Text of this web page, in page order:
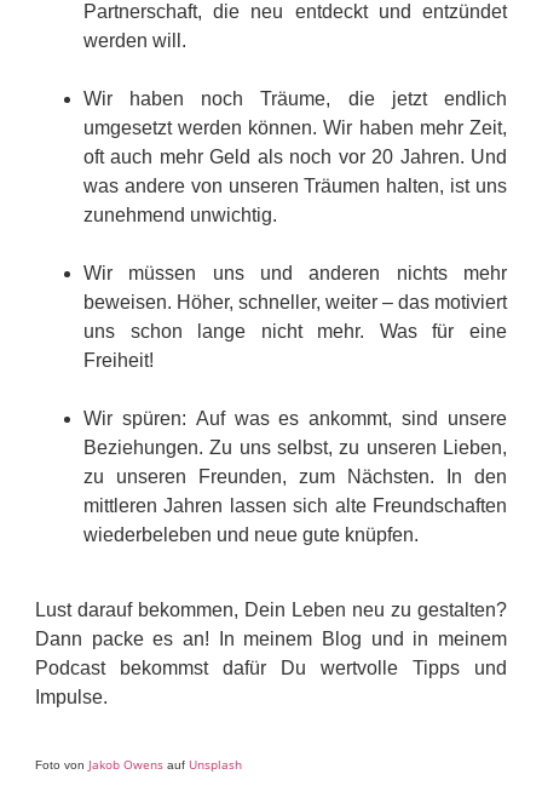
Partnerschaft, die neu entdeckt und entzündet
werden will.
Wir haben noch Träume, die jetzt endlich
umgesetzt werden können. Wir haben mehr Zeit,
oft auch mehr Geld als noch vor 20 Jahren. Und
was andere von unseren Träumen halten, ist uns
zunehmend unwichtig.
Wir müssen uns und anderen nichts mehr
beweisen. Höher, schneller, weiter – das motiviert
uns schon lange nicht mehr. Was für eine
Freiheit!
Wir spüren: Auf was es ankommt, sind unsere
Beziehungen. Zu uns selbst, zu unseren Lieben,
zu unseren Freunden, zum Nächsten. In den
mittleren Jahren lassen sich alte Freundschaften
wiederbeleben und neue gute knüpfen.
Lust darauf bekommen, Dein Leben neu zu gestalten?
Dann packe es an! In meinem Blog und in meinem
Podcast bekommst dafür Du wertvolle Tipps und
Impulse.
Foto von Jakob Owensauf Unsplash